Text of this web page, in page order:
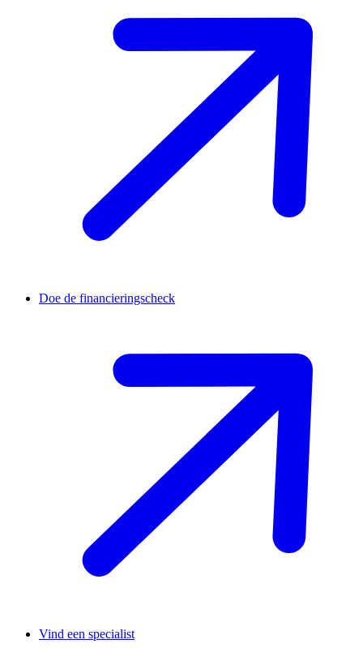
Doe de financieringscheck
Vind een specialist